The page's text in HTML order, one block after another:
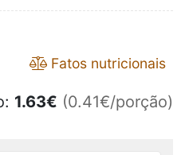
Fatos nutricionais
1.63€ (0.41€/porção)